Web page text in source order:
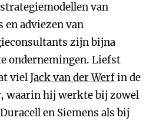
van
en adviezen van
zijn bijna
ondernemingen. Liefst
vielJack van der Werfin de
waarin hij werkte bij zowel
en Siemens als bij